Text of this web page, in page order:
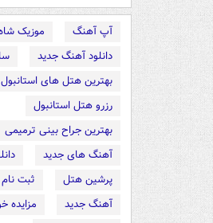
آپ آهنگ
موزیک
دانلود آهنگ جدید
بهترین هتل های استانبول
رزرو هتل استانبول
بهترین جراح بینی ترمیمی
آهنگ های جدید
پرشین هتل
ثبت
آهنگ جدید
مزایده